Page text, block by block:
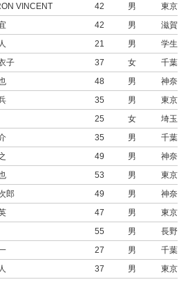
VINCENT 42 男
東京都
42 男
滋賀県
21 男
学生連
子 37 女
千葉県
48 男
神奈川
35 男
東京都
25 女
埼玉県
35 男
千葉県
49 男
神奈川
53 男
東京都
郎 49 男
神奈川
47 男
東京都
55 男
長野県
27 男
千葉県
37 男
東京都